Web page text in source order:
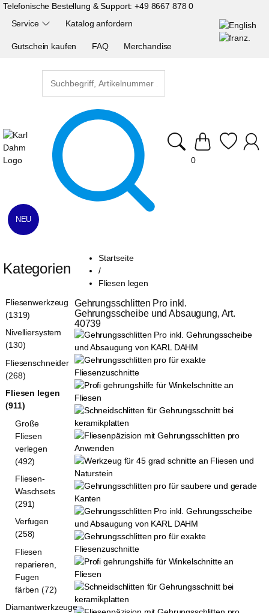
Telefonische Bestellung & Support:+49 8667 878 0
Service Katalog anfordern
Gutschein kaufen FAQ Merchandise
0
Startseite
/
Fliesen legen
Gehrungsschlitten Pro inkl.
Gehrungsscheibe und Absaugung, Art.
40739
NEU
Kategorien
Fliesenwerkzeug
(1319)
Nivelliersystem
(130)
Fliesenschneider
(268)
Fliesen legen
(911)
Große
Fliesen
verlegen
(492)
Fliesen-
Waschsets
(291)
Verfugen
(258)
Fliesen
reparieren,
Fugen
färben (72)
Diamantwerkzeuge